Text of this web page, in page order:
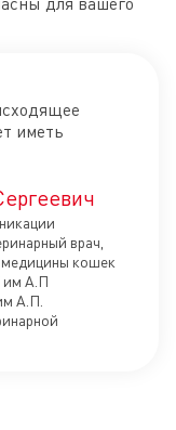
иметь
врач,
медицины кошек
им А.П
А.П.